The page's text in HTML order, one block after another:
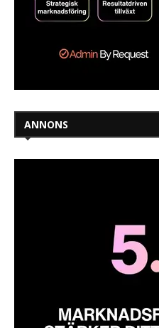
ANNONS